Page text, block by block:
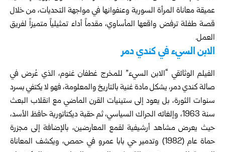
عميقة معاناة المرأة السورية وعنفوانها في مواجهة التحديات، من خلال
قصة طفلة ترفض واقعها المأساوي، مقدماً أداء تمثيلياً متميزاً لفريق
العمل.
الابن السيء في كندي دمر
الفيلم الوثائقي “الابن السيء” للمخرج غطفان غنوم، الذي عُرض في
صالة كندي دمر، يشكل مادة غنية بالتاريخ والمعلومة، فهو لا يكتفي بسرد
سنوات الثورة، بل يعود إلى ستينيات القرن الماضي مع انقلاب البعث
سنة 1963، وإلغائه الحراك السياسي، ثم حقبة ديكتاتورية حافظ الأسد،
حيث يعرض مشاهد أرشيفية لقمع المعارضين، بالإضافة إلى مجزرة
حماة عام (1982) وتدمير حي بابا عمرو في حمص، ويكشف المعاناة